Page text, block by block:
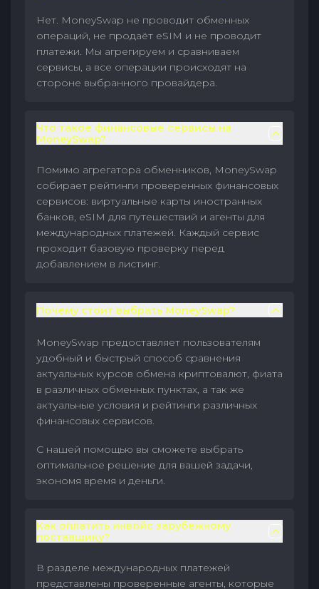
Нет. MoneySwap не проводит обменных
операций, не продаёт eSIM и не проводит
платежи. Мы агрегируем и сравниваем
сервисы, а все операции происходят на
стороне выбранного провайдера.
Что такое финансовые сервисы на
MoneySwap?
Помимо агрегатора обменников, MoneySwap
собирает рейтинги проверенных финансовых
сервисов: виртуальные карты иностранных
банков, eSIM для путешествий и агенты для
международных платежей. Каждый сервис
проходит базовую проверку перед
добавлением в листинг.
Почему стоит выбрать MoneySwap?
MoneySwap предоставляет пользователям
удобный и быстрый способ сравнения
актуальных курсов обмена криптовалют, фиата
в различных обменных пунктах, а так же
актуальные условия и рейтинги различных
финансовых сервисов.
С нашей помощью вы сможете выбрать
оптимальное решение для вашей задачи,
экономя время и деньги.
Как оплатить инвойс зарубежному
поставщику?
В разделе международных платежей
представлены проверенные агенты, которые